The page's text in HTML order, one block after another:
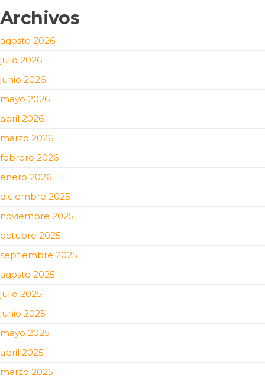
Archivos
agosto 2026
julio 2026
junio 2026
mayo 2026
abril 2026
marzo 2026
febrero 2026
enero 2026
diciembre 2025
noviembre 2025
octubre 2025
septiembre 2025
agosto 2025
julio 2025
junio 2025
mayo 2025
abril 2025
marzo 2025